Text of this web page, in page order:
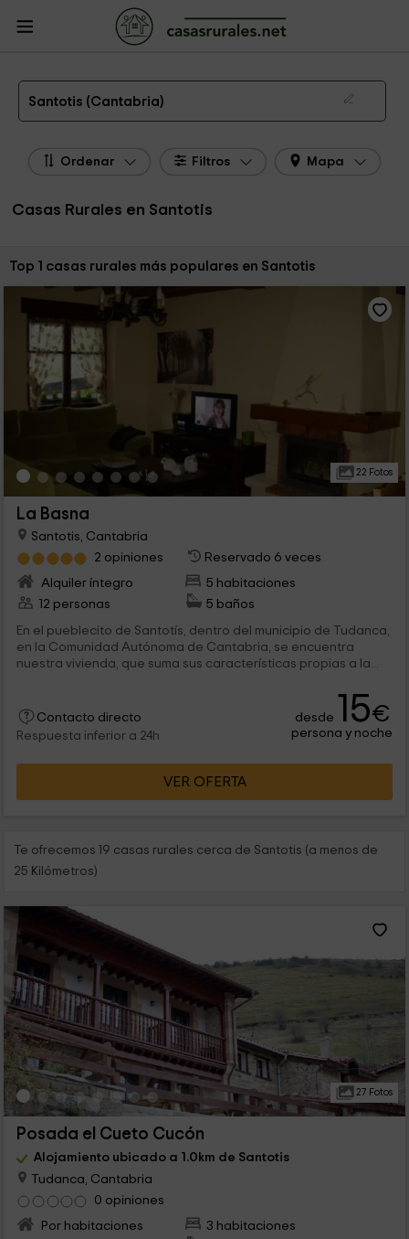
Casas Rurales
Santotis
Las 1 mejores casas rurales en Santotis de 2026
Santotis (Cantabria)
Ordenar Filtros Mapa
Casas Rurales en Santotis
Ordenar por:
Top 1 casas rurales más populares en Santotis
22 Fotos
La Basna
Santotis, Cantabria
2 opiniones
Reservado 6 veces
Alquiler íntegro
5 habitaciones
12 personas
5 baños
En el pueblecito de Santotís, dentro del municipio de Tudanca,
en la Comunidad Autónoma de Cantabria, se encuentra
nuestra vivienda, que suma sus características propias a la...
Contacto directo
Respuesta inferior a 24h
desde 15€
persona y noche
VER OFERTA
Te ofrecemos 19 casas rurales cerca de Santotis (a menos de
25 Kilómetros)
27 Fotos
Posada el Cueto Cucón
Alojamiento ubicado a 1.0km de Santotis
Tudanca, Cantabria
0 opiniones
Por habitaciones
3 habitaciones